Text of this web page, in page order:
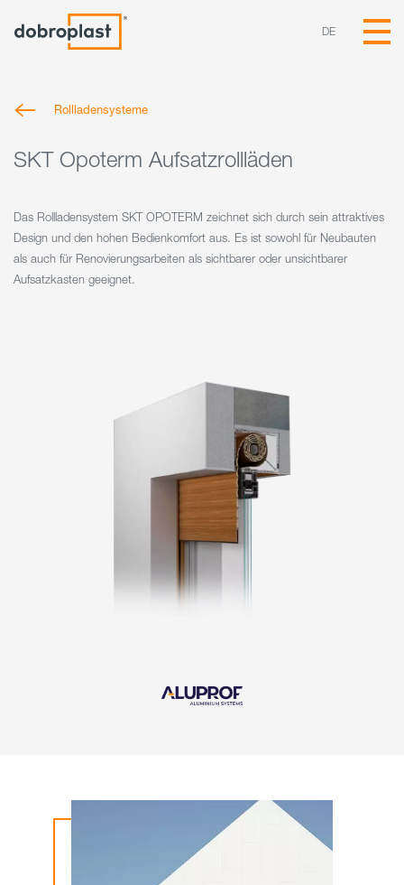
DE
Rollladensysteme
SKT Opoterm Aufsatzrollläden
Das Rollladensystem SKT OPOTERM zeichnet sich durch sein attraktives
Design und den hohen Bedienkomfort aus. Es ist sowohl für Neubauten
als auch für Renovierungsarbeiten als sichtbarer oder unsichtbarer
Aufsatzkasten geeignet.